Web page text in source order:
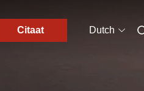
Citaat Dutch